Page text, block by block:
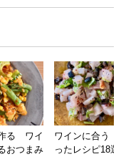
る ワイ
おつまみ
ワインに合う
ったレシピ18